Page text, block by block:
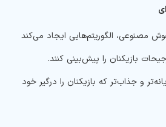
مصنوعی، الگوریتم‌هایی ایجاد می‌کند
بازیکنان را پیش‌بینی کنند.
و جذاب‌تر که بازیکنان را درگیر خود